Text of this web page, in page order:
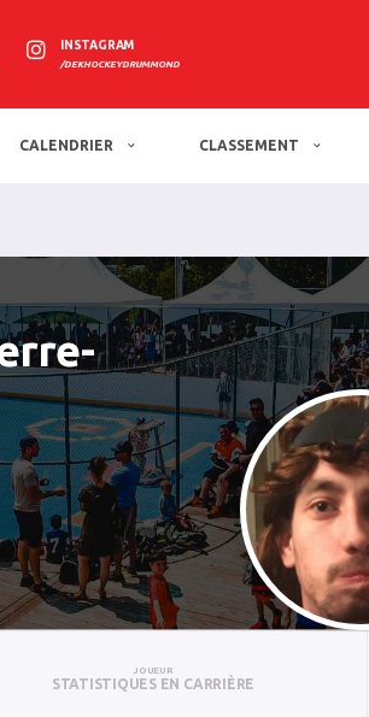
INSTAGRAM
/DEKHOCKEYDRUMMOND
CALENDRIER CLASSEMENT
JOUEUR
STATISTIQUES EN CARRIÈRE